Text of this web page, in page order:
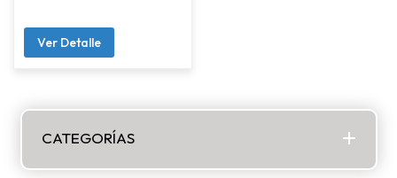
Ver Detalle
CATEGORÍAS